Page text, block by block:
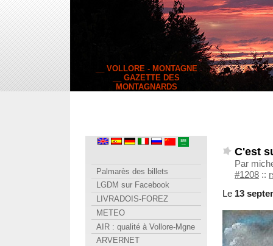
__ VOLLORE - MONTAGNE
__ GAZETTE DES
MONTAGNARDS
C'est
Par
#1208 ::
Le 13
Palmarès des billets
LGDM sur Facebook
LIVRADOIS-FOREZ
METEO
AIR : qualité à Vollore-Mgne
ARVERNET